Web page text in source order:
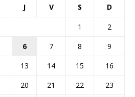
J V S D
1
2
6 7 8
9
13 14 15
16
20 21 22
23